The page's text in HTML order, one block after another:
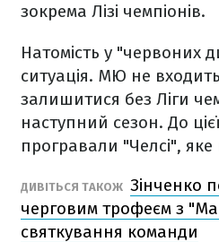
зокрема Лізі чемпіонів.
Натомість у "червоних
ситуація. МЮ не
залишитися без Ліги
наступний сезон. До
програвали "Челсі", яке
ДИВІТЬСЯ ТАКОЖ Зінченко
черговим трофеєм з
святкування команди